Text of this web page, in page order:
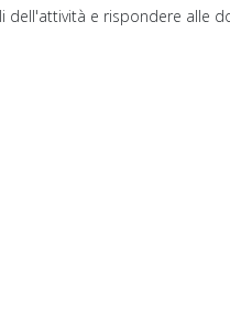
dell'attività e rispondere alle